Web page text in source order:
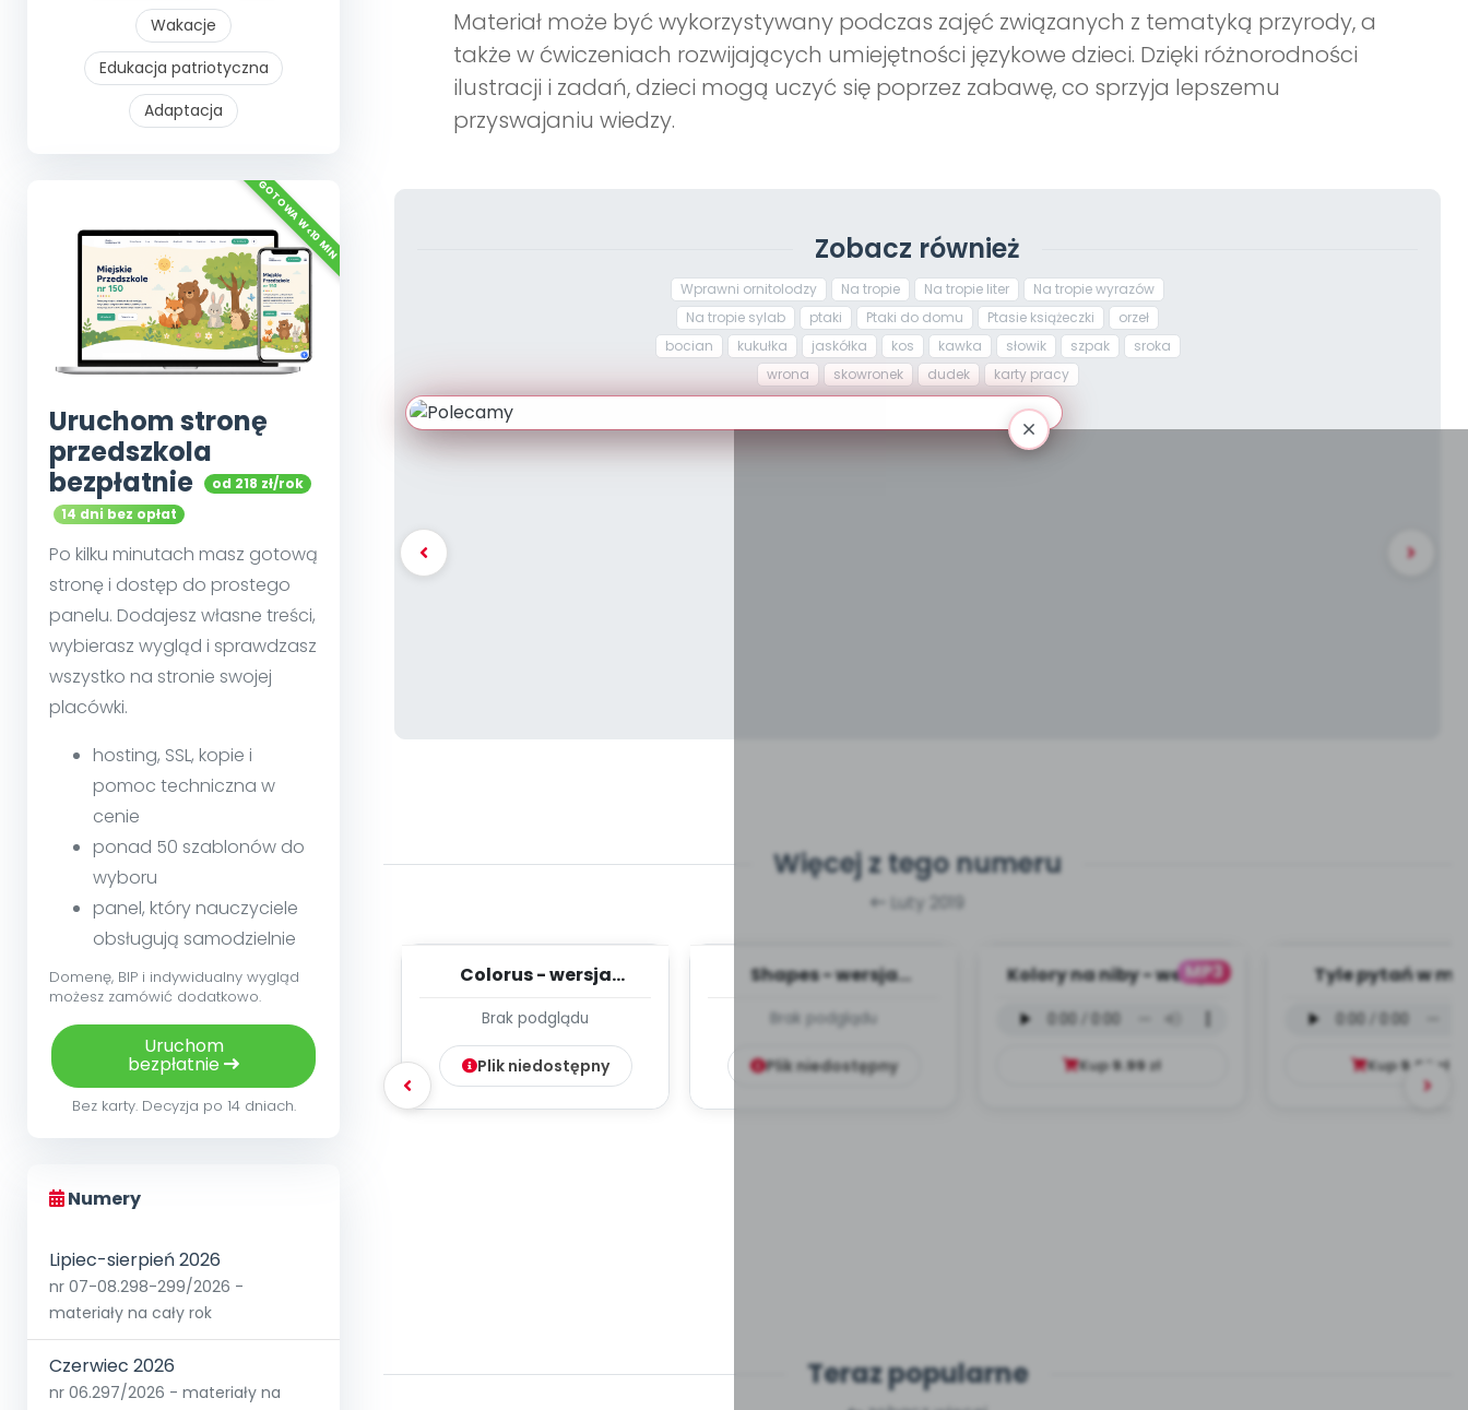
Wakacje
Edukacja patriotyczna
Adaptacja
Uruchom stronę
przedszkola
bezpłatnie
od 218 zł/rok
14 dni bez opłat
Po kilku minutach masz gotową
stronę i dostęp do prostego
panelu. Dodajesz własne treści,
wybierasz wygląd i sprawdzasz
wszystko na stronie swojej
placówki.
hosting, SSL, kopie i
pomoc techniczna w
cenie
ponad 50 szablonów do
wyboru
panel, który nauczyciele
obsługują samodzielnie
Domenę, BIP i indywidualny wygląd
możesz zamówić dodatkowo.
Uruchom
bezpłatnie
Bez karty. Decyzja po 14 dniach.
Numery
Lipiec-sierpień 2026
nr 07-08.298-299/2026 -
materiały na cały rok
Czerwiec 2026
nr 06.297/2026 - materiały na
Materiał może być wykorzystywany podczas zajęć związanych z tematyką przyrody, a
także w ćwiczeniach rozwijających umiejętności językowe dzieci. Dzięki różnorodności
ilustracji i zadań, dzieci mogą uczyć się poprzez zabawę, co sprzyja lepszemu
przyswajaniu wiedzy.
Zobacz również
Wprawni ornitolodzy Na tropie Na tropie liter
Na tropie wyrazów
Na tropie sylab
ptaki Ptaki do domu Ptasie książeczki
orzeł
bocian
kukułka jaskółka kos kawka słowik szpak
sroka
wrona
skowronek dudek karty pracy
Więcej z tego numeru
Luty 2019
Colorus - wersja
Brak podglądu
Plik niedostępny
Shapes - wersja
Brak podglądu
Plik niedostępny
MP3
Kolory na niby - wersja
Kup9.99zł
Tyle pytań w
(PD, mp3)
Kup9.99 zł
Teraz popularne